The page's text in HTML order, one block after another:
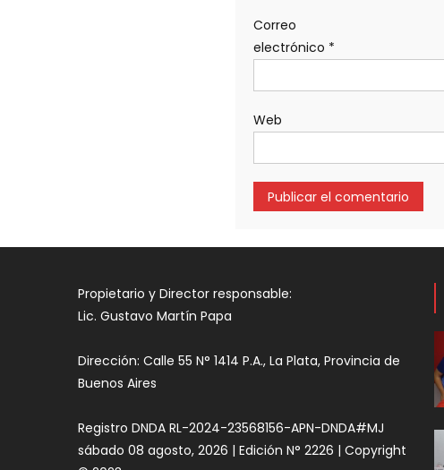
Correo
electrónico *
Web
Propietario y Director responsable:
Lic. Gustavo Martín Papa
Dirección: Calle 55 N° 1414 P.A., La Plata, Provincia de
Buenos Aires
Registro DNDA RL-2024-23568156-APN-DNDA#MJ
sábado 08 agosto, 2026 | Edición N° 2226 | Copyright